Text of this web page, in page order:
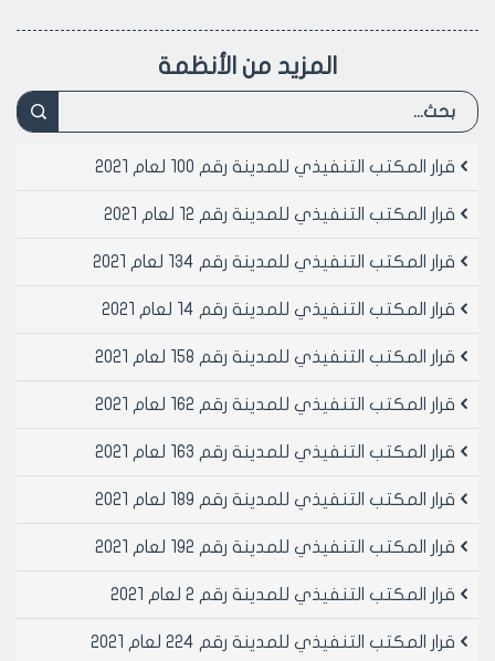
المزيد من الأنظمة
قرار المكتب التنفيذي للمدينة رقم 100 لعام 2021
قرار المكتب التنفيذي للمدينة رقم 12 لعام 2021
قرار المكتب التنفيذي للمدينة رقم 134 لعام 2021
قرار المكتب التنفيذي للمدينة رقم 14 لعام 2021
قرار المكتب التنفيذي للمدينة رقم 158 لعام 2021
قرار المكتب التنفيذي للمدينة رقم 162 لعام 2021
قرار المكتب التنفيذي للمدينة رقم 163 لعام 2021
قرار المكتب التنفيذي للمدينة رقم 189 لعام 2021
قرار المكتب التنفيذي للمدينة رقم 192 لعام 2021
قرار المكتب التنفيذي للمدينة رقم 2 لعام 2021
قرار المكتب التنفيذي للمدينة رقم 224 لعام 2021